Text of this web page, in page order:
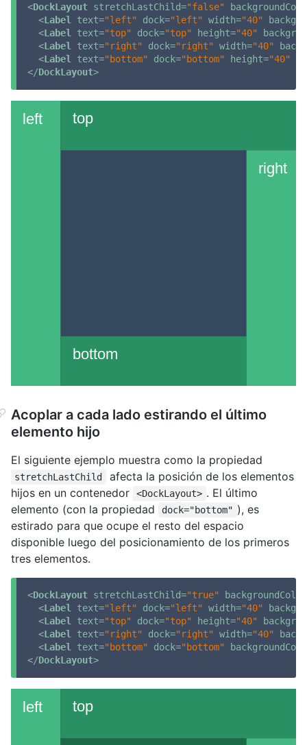
<DockLayout stretchLastChild="false"
<Label text="left" dock="left" width="40"
<Label text="top" dock="top" height="40"
<Label text="right" dock="right" width="40"
<Label text="bottom" dock="bottom" height="40"
</DockLayout>
Acoplar a cada lado estirando el último
elemento hijo
El siguiente ejemplo muestra como la propiedad
stretchLastChild
afecta la posición de los elementos
hijos en un contenedor
<DockLayout> . El último
elemento (con la propiedad
dock="bottom" ), es
estirado para que ocupe el resto del espacio
disponible luego del posicionamiento de los primeros
tres elementos.
<DockLayout stretchLastChild="true"
backgroundColor
<Label text="left" dock="left" width="40"
<Label text="top" dock="top" height="40"
<Label text="right" dock="right" width="40"
<Label text="bottom" dock="bottom"
</DockLayout>